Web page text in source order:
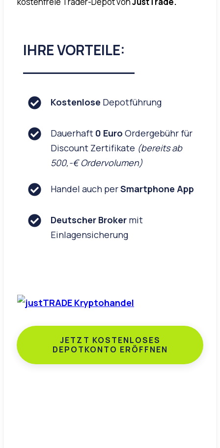
IHRE VORTEILE:
Kostenlose Depotführung
Dauerhaft 0 Euro Ordergebühr für
Discount Zertifikate (bereits ab
500,-€ Ordervolumen)
Handel auch perSmartphone App
Deutscher Broker mit
Einlagensicherung
JETZT KOSTENLOSES
DEPOTKONTO ERÖFFNEN